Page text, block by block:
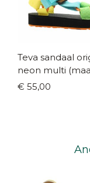
Teva sandaal
neon multi
24/25-37)
€ 55,00